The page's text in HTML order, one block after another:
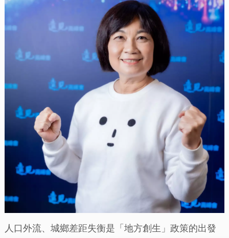
人口外流、城鄉差距失衡是「地方創生」政策的出發